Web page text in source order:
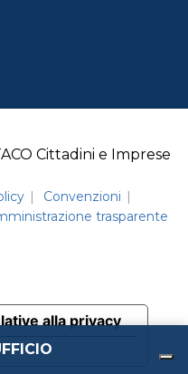
Cittadini e Imprese
Convenzioni
trasparente
alla privacy